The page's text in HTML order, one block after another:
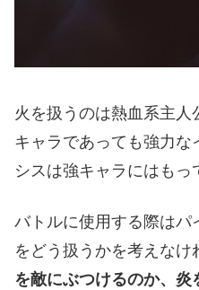
火を扱うのは熱血系主
キャラであっても強力な
シスは強キャラにはもっ
バトルに使用する際はパ
をどう扱うかを考えなけ
を敵にぶつけるのか、